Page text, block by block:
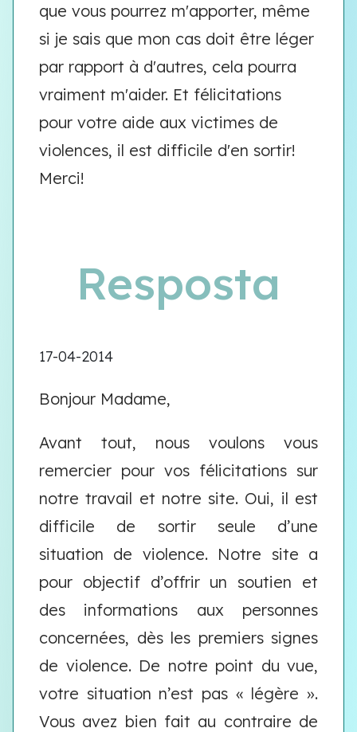
que vous pourrez m'apporter, même
si je sais que mon cas doit être léger
par rapport à d'autres, cela pourra
vraiment m'aider. Et félicitations
pour votre aide aux victimes de
violences, il est difficile d'en sortir!
Merci!
Resposta
17-04-2014
Bonjour Madame,
Avant tout, nous voulons vous
remercier pour vos félicitations sur
notre travail et notre site. Oui, il est
difficile de sortir seule d’une
situation de violence. Notre site a
pour objectif d’offrir un soutien et
des informations aux personnes
concernées, dès les premiers signes
de violence. De notre point du vue,
votre situation n’est pas « légère ».
Vous avez bien fait au contraire de